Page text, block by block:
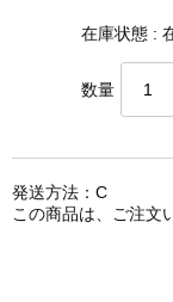
在庫状態 :
数量
発送方法：C
この商品は、ご注文